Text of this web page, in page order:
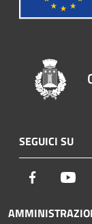
SEGUICI SU
Facebook